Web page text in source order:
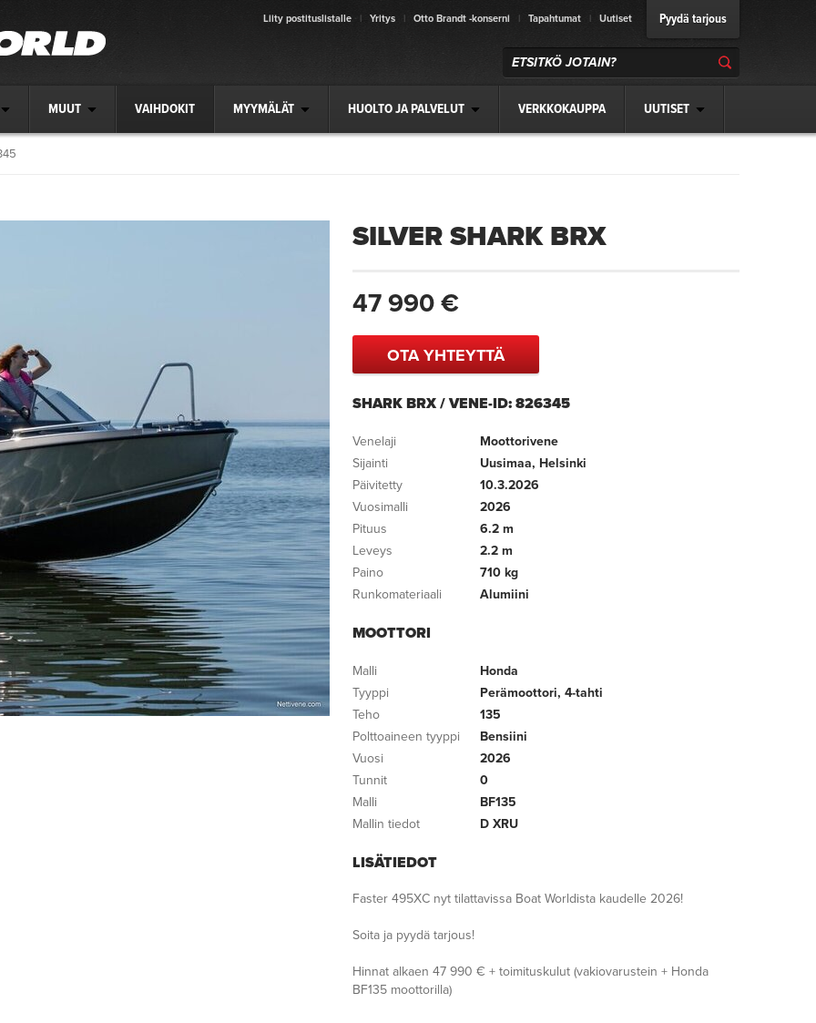
Liity postituslistalle | Yritys | Otto Brandt -konserni | Tapahtumat | Uutiset Pyydä tarjous
MUUT VAIHDOKIT MYYMÄLÄT HUOLTO JA PALVELUT VERKKOKAUPPA UUTISET
SILVER SHARK BRX
47 990 €
OTA YHTEYTTÄ
SHARK BRX / VENE-ID: 826345
Venelaji
Moottorivene
Sijainti
Uusimaa, Helsinki
Päivitetty
10.3.2026
Vuosimalli
2026
Pituus
6.2 m
Leveys
2.2 m
Paino
710 kg
Runkomateriaali
Alumiini
MOOTTORI
Malli
Honda
Tyyppi
Perämoottori, 4-tahti
Teho
135
Polttoaineen tyyppi
Bensiini
Vuosi
2026
Tunnit
0
Malli
BF135
Mallin tiedot
D XRU
LISÄTIEDOT
Faster 495XC nyt tilattavissa Boat Worldista kaudelle 2026!
Soita ja pyydä tarjous!
Hinnat alkaen 47 990 € + toimituskulut (vakiovarustein + Honda
BF135 moottorilla)